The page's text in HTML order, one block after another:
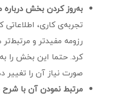
به‌روز کردن بخش درباره
تجربه‌ی کاری،
رزومه مفیدتر و
کرد. حتما این بخش را
صورت نیاز آن را تغییر
مرتبط نمودن آن با